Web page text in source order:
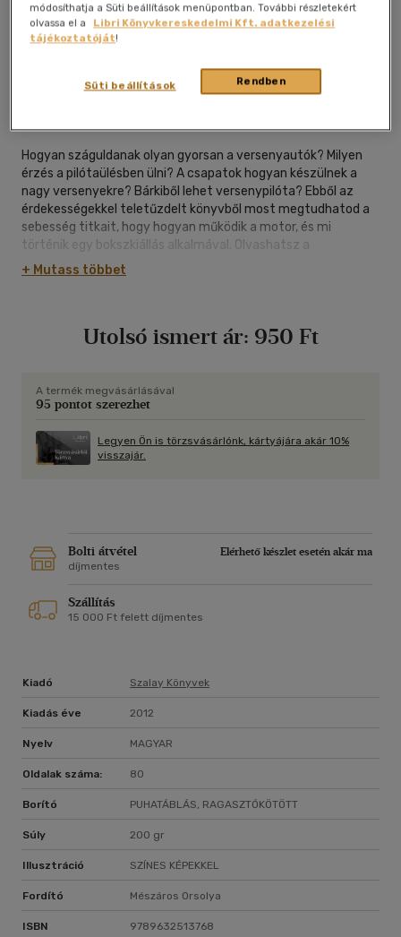
Kívánságlistához adom Megosztom
magyar nyelvű|puhatáblás,
Hogyan száguldanak olyan gyorsan a versenyautók? Milyen
érzés a pilótaülésben ülni? A csapatok hogyan készülnek a
nagy versenyekre? Bárkiből lehet versenypilóta? Ebből az
érdekességekkel teletűzdelt könyvből most megtudhatod a
sebesség titkait, hogy hogyan működik a motor, és mi
történik egy bokszkiállás alkalmával. Olvashatsz a
szériakocsikról és a rally autókról is.
+ Mutass többet
Utolsó ismert ár: 950 Ft
A termék megvásárlásával
95 pontot szerezhet
Legyen Ön is törzsvásárlónk, kártyájára akár 10%
visszajár.
Bolti átvétel
Elérhető készlet esetén akár ma
díjmentes
Szállítás
15 000 Ft felett díjmentes
Kiadó Szalay Könyvek
Kiadás éve 2012
Nyelv MAGYAR
Oldalak száma: 80
Borító PUHATÁBLÁS, RAGASZTÓKÖTÖTT
Súly 200 gr
Illusztráció SZÍNES KÉPEKKEL
Fordító Mészáros Orsolya
ISBN 9789632513768
módosíthatja a Süti beállítások menüpontban. További részletekért
olvassa el a
Libri Könyvkereskedelmi Kft. adatkezelési
tájékoztatóját!
Rendben
Süti beállítások